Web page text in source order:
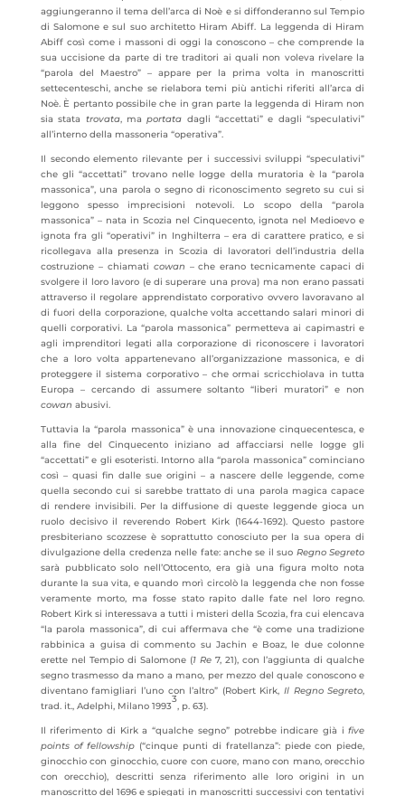
aggiungeranno il tema dell’arca di Noè e si diffonderanno sul Tempio
di Salomone e sul suo architetto Hiram Abiff. La leggenda di Hiram
Abiff così come i massoni di oggi la conoscono – che comprende la
sua uccisione da parte di tre traditori ai quali non voleva rivelare la
“parola del Maestro” – appare per la prima volta in manoscritti
settecenteschi, anche se rielabora temi più antichi riferiti all’arca di
Noè. È pertanto possibile che in gran parte la leggenda di Hiram non
sia stata trovata, maportata dagli “accettati” e dagli “speculativi”
all’interno della massoneria “operativa”.
Il secondo elemento rilevante per i successivi sviluppi “speculativi”
che gli “accettati” trovano nelle logge della muratoria è la “parola
massonica”, una parola o segno di riconoscimento segreto su cui si
leggono spesso imprecisioni notevoli. Lo scopo della “parola
massonica” – nata in Scozia nel Cinquecento, ignota nel Medioevo e
ignota fra gli “operativi” in Inghilterra – era di carattere pratico, e si
ricollegava alla presenza in Scozia di lavoratori dell’industria della
costruzione – chiamati cowan – che erano tecnicamente capaci di
svolgere il loro lavoro (e di superare una prova) ma non erano passati
attraverso il regolare apprendistato corporativo ovvero lavoravano al
di fuori della corporazione, qualche volta accettando salari minori di
quelli corporativi. La “parola massonica” permetteva ai capimastri e
agli imprenditori legati alla corporazione di riconoscere i lavoratori
che a loro volta appartenevano all’organizzazione massonica, e di
proteggere il sistema corporativo – che ormai scricchiolava in tutta
Europa – cercando di assumere soltanto “liberi muratori” e non
cowan abusivi.
Tuttavia la “parola massonica” è una innovazione cinquecentesca, e
alla fine del Cinquecento iniziano ad affacciarsi nelle logge gli
“accettati” e gli esoteristi. Intorno alla “parola massonica” cominciano
così – quasi fin dalle sue origini – a nascere delle leggende, come
quella secondo cui si sarebbe trattato di una parola magica capace
di rendere invisibili. Per la diffusione di queste leggende gioca un
ruolo decisivo il reverendo Robert Kirk (1644-1692). Questo pastore
presbiteriano scozzese è soprattutto conosciuto per la sua opera di
divulgazione della credenza nelle fate: anche se il suo Regno Segreto
sarà pubblicato solo nell’Ottocento, era già una figura molto nota
durante la sua vita, e quando morì circolò la leggenda che non fosse
veramente morto, ma fosse stato rapito dalle fate nel loro regno.
Robert Kirk si interessava a tutti i misteri della Scozia, fra cui elencava
“la parola massonica”, di cui affermava che “è come una tradizione
rabbinica a guisa di commento su Jachin e Boaz, le due colonne
erette nel Tempio di Salomone (1 Re 7, 21), con l’aggiunta di qualche
segno trasmesso da mano a mano, per mezzo del quale conoscono e
diventano famigliari l’uno con l’altro” (Robert Kirk, Il Regno Segreto,
trad. it., Adelphi, Milano 1993
3
, p. 63).
Il riferimento di Kirk a “qualche segno” potrebbe indicare già ifive
points of fellowship (“cinque punti di fratellanza”: piede con piede,
ginocchio con ginocchio, cuore con cuore, mano con mano, orecchio
con orecchio), descritti senza riferimento alle loro origini in un
manoscritto del 1696 e spiegati in manoscritti successivi con tentativi